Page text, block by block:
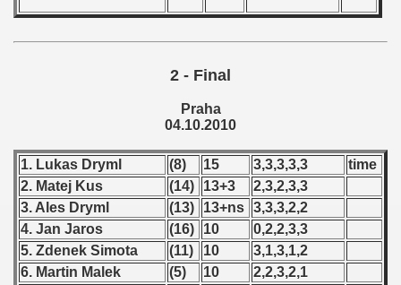
2 - Final
Praha
04.10.2010
1. Lukas Dryml (8) 15 3,3,3,3,3
time
2. Matej Kus
(14) 13+3
2,3,2,3,3
3. Ales Dryml
(13) 13+ns 3,3,3,2,2
4. Jan Jaros
(16) 10
0,2,2,3,3
5. Zdenek Simota
(11) 10
3,1,3,1,2
6. Martin Malek
(5) 10
2,2,3,2,1
- 1970